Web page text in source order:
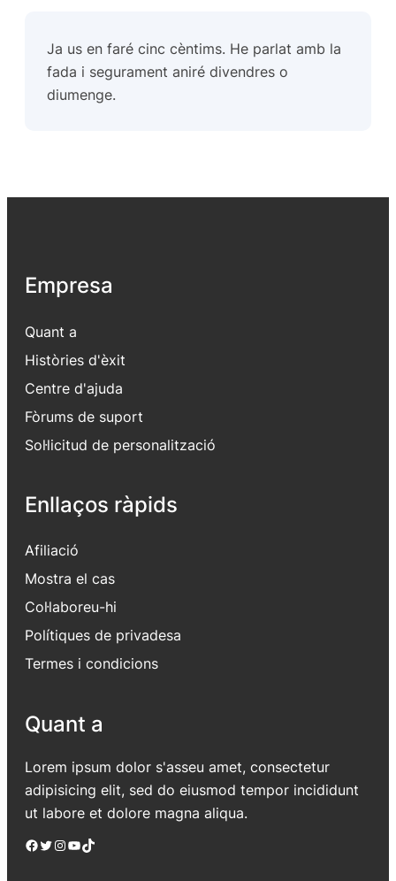
Ja us en faré cinc cèntims. He parlat amb la
fada i segurament aniré divendres o
diumenge.
Empresa
Quant a
Històries d'èxit
Centre d'ajuda
Fòrums de suport
Sol·licitud de personalització
Enllaços ràpids
Afiliació
Mostra el cas
Col·laboreu-hi
Polítiques de privadesa
Termes i condicions
Quant a
Lorem ipsum dolor s'asseu amet, consectetur
adipisicing elit, sed do eiusmod tempor incididunt
ut labore et dolore magna aliqua.
Facebook Twitter Instagram YouTube TikTok